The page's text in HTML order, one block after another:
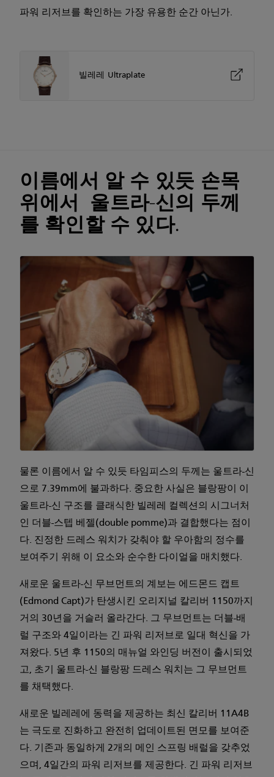
파워 리저브를 확인하는 가장 유용한 순간 아닌가.
빌레레 Ultraplate
이름에서 알 수 있듯 손목
위에서 울트라-신의 두께
를 확인할 수 있다.
물론 이름에서 알 수 있듯 타임피스의 두께는 울트라-신
으로 7.39mm에 불과하다. 중요한 사실은 블랑팡이 이
울트라-신 구조를 클래식한 빌레레 컬렉션의 시그너처
인 더블-스텝 베젤(double pomme)과 결합했다는 점이
다. 진정한 드레스 워치가 갖춰야 할 우아함의 정수를
보여주기 위해 이 요소와 순수한 다이얼을 매치했다.
새로운 울트라-신 무브먼트의 계보는 에드몬드 캡트
(Edmond Capt)가 탄생시킨 오리지널 칼리버 1150까지
거의 30년을 거슬러 올라간다. 그 무브먼트는 더블-배
럴 구조와 4일이라는 긴 파워 리저브로 일대 혁신을 가
져왔다. 5년 후 1150의 매뉴얼 와인딩 버전이 출시되었
고, 초기 울트라-신 블랑팡 드레스 워치는 그 무브먼트
를 채택했다.
새로운 빌레레에 동력을 제공하는 최신 칼리버 11A4B
는 극도로 진화하고 완전히 업데이트된 면모를 보여준
다. 기존과 동일하게 2개의 메인 스프링 배럴을 갖추었
으며, 4일간의 파워 리저브를 제공한다. 긴 파워 리저브